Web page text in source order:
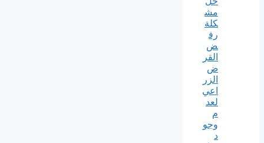
مش
كلة
رف
ض
القر
ض
الزر
اعي
لعد
م
وجو
د